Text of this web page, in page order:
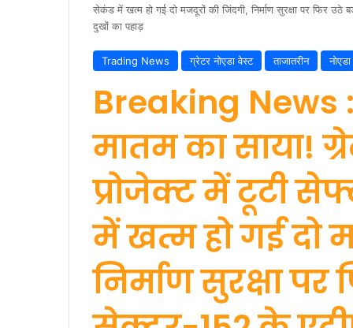
सेकंड में खत्म हो गई दो मजदूरों की जिंदगी, निर्माण सुरक्षा पर फिर
दुखों का पहाड़
Trading News ग्रेटर नोएडा वेस्ट ताजातरीन नोएडा
Breaking News
मातम का साया!
प्रोजेक्ट में टूटी
में खत्म हो गई दो
निर्माण सुरक्षा